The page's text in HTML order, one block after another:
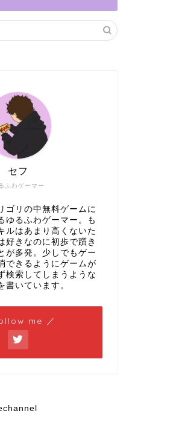
ふわゲーマー
セフ
ゴリの中無料ゲームに
ゆるふわゲーマー。も
ルはあまり高くないた
好きなのに初歩で躓き
が多発。少しでもゲー
できるようにゲームが
検索してしまうような
書いています。
me ／